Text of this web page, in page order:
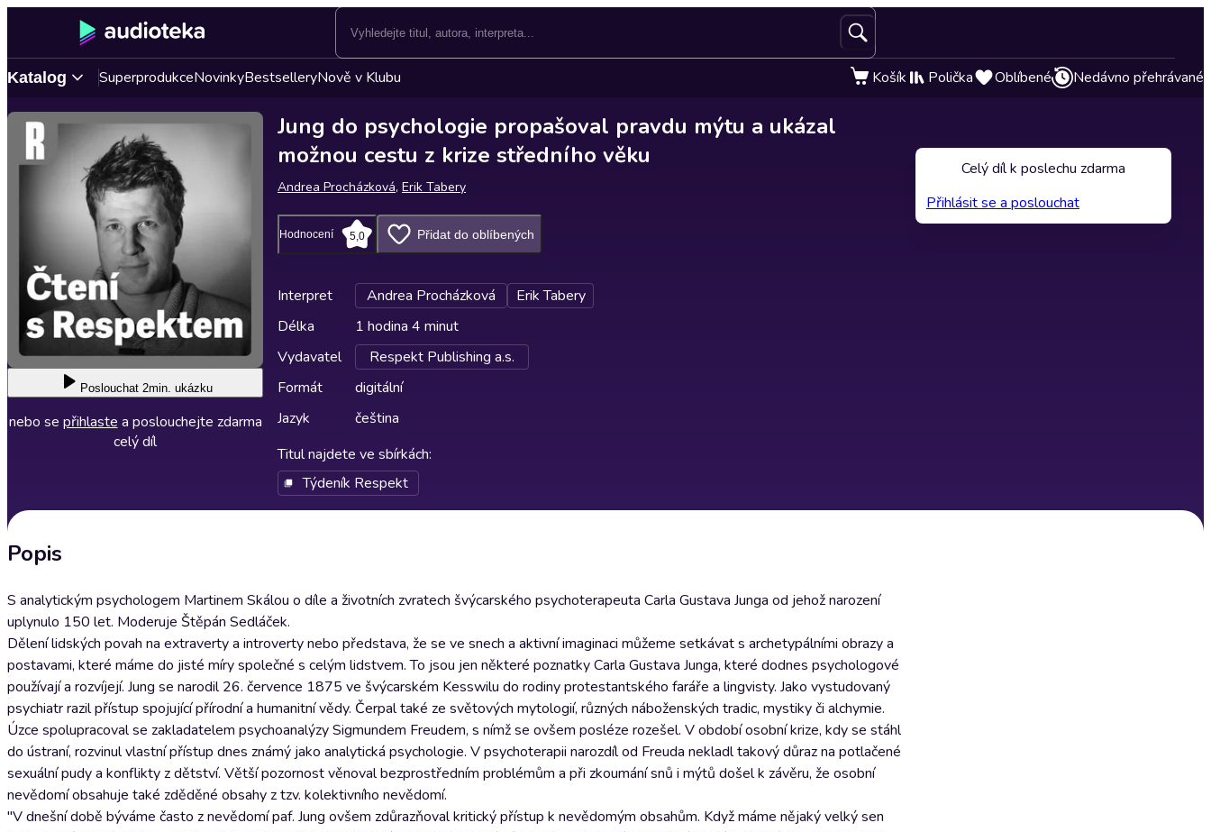
Katalog SuperprodukceNovinkyBestselleryNově v Klubu Košík Polička Oblíbené Nedávno přehrávané
Poslouchat 2min. ukázku
nebo se přihlaste a poslouchejte zdarma
celý díl
Jung do psychologie propašoval pravdu mýtu a ukázal
možnou cestu z krize středního věku
Andrea Procházková, Erik Tabery
Hodnocení 5,0 Přidat do oblíbených
Interpret Andrea Procházková
Erik Tabery
Délka
1 hodina 4 minut
Vydavatel
Respekt Publishing a.s.
Formát
digitální
Jazyk
čeština
Titul najdete ve sbírkách:
Týdeník Respekt
Popis
S analytickým psychologem Martinem Skálou o díle a životních zvratech švýcarského psychoterapeuta Carla Gustava Junga od jehož narození
uplynulo 150 let. Moderuje Štěpán Sedláček.
Dělení lidských povah na extraverty a introverty nebo představa, že se ve snech a aktivní imaginaci můžeme setkávat s archetypálními obrazy a
postavami, které máme do jisté míry společné s celým lidstvem. To jsou jen některé poznatky Carla Gustava Junga, které dodnes psychologové
používají a rozvíjejí. Jung se narodil 26. července 1875 ve švýcarském Kesswilu do rodiny protestantského faráře a lingvisty. Jako vystudovaný
psychiatr razil přístup spojující přírodní a humanitní vědy. Čerpal také ze světových mytologií, různých náboženských tradic, mystiky či alchymie.
Úzce spolupracoval se zakladatelem psychoanalýzy Sigmundem Freudem, s nímž se ovšem posléze rozešel. V období osobní krize, kdy se stáhl
do ústraní, rozvinul vlastní přístup dnes známý jako analytická psychologie. V psychoterapii narozdíl od Freuda nekladl takový důraz na potlačené
sexuální pudy a konflikty z dětství. Větší pozornost věnoval bezprostředním problémům a při zkoumání snů i mýtů došel k závěru, že osobní
nevědomí obsahuje také zděděné obsahy z tzv. kolektivního nevědomí.
"V dnešní době býváme často z nevědomí paf. Jung ovšem zdůrazňoval kritický přístup k nevědomým obsahům. Když máme nějaký velký sen
Celý díl k poslechu zdarma
Přihlásit se a poslouchat